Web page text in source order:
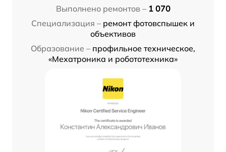
Выполнено ремонтов – 1 070
Специализация – ремонт фотовспышек и
объективов
Образование – профильное техническое,
«Мехатроника и робототехника»